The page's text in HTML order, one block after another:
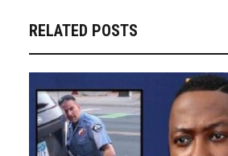
RELATED POSTS